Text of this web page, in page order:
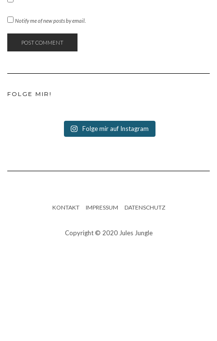
Notify me of new posts by email.
FOLGE MIR!
Folge mir auf Instagram
KONTAKT IMPRESSUM DATENSCHUTZ
Copyright © 2020 Jules Jungle